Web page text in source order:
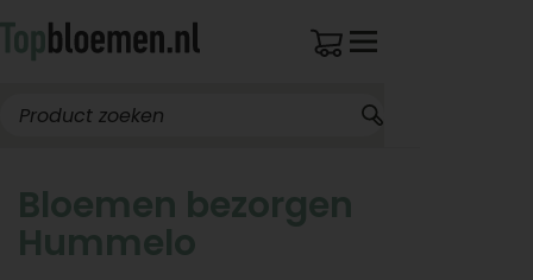
Bloemen bezorgen
Hummelo